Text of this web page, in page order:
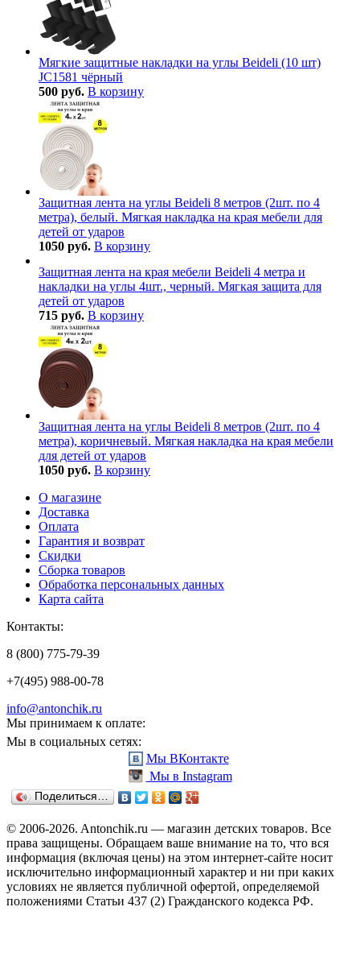
Мягкие защитные накладки на углы Beideli (10 шт)
JC1581 чёрный
500 руб. В корзину
Защитная лента на углы Beideli 8 метров (2шт. по 4
метра), белый. Мягкая накладка на края мебели для
детей от ударов
1050 руб. В корзину
Защитная лента на края мебели Beideli 4 метра и
накладки на углы 4шт., черный. Мягкая защита для
детей от ударов
715 руб. В корзину
Защитная лента на углы Beideli 8 метров (2шт. по 4
метра), коричневый. Мягкая накладка на края мебели
для детей от ударов
1050 руб. В корзину
О магазине
Доставка
Оплата
Гарантия и возврат
Скидки
Сборка товаров
Обработка персональных данных
Карта сайта
Контакты:
8 (800) 775-79-39
+7(495) 988-00-78
info@antonchik.ru
Мы принимаем к оплате:
Мы в социальных сетях:
Мы ВКонтакте
Мы в Instagram
Поделиться…
© 2006-2026. Antonchik.ru — магазин детских товаров. Все
права защищены. Обращаем ваше внимание на то, что вся
информация (включая цены) на этом интернет-сайте носит
исключительно информационный характер и ни при каких
условиях не является публичной офертой, определяемой
положениями Статьи 437 (2) Гражданского кодекса РФ.